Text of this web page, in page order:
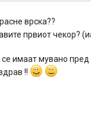
врска??
првиот чекор?
имаат мувано
!!